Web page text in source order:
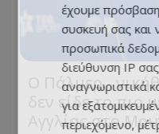
Ο Πάλμερ...
δεν είδε το πιο
Αγγλίας στο
έχουμε
συσκευή σας και
προσωπικά
διεύθυνση IP
αναγνωριστικά
για
περιεχόμενο,